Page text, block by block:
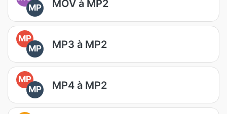
MP
MOV à MP2
MP
MP
MP3 à MP2
MP
MP
MP4 à MP2